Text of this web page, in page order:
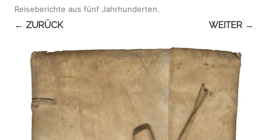
Reiseberichte aus fünf Jahrhunderten.
← ZURÜCK WEITER →